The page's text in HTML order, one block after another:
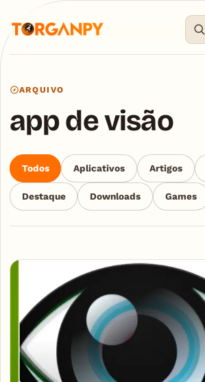
ARQUIVO
app de visão
Todos Aplicativos Artigos
Destaque Downloads Games
Articles